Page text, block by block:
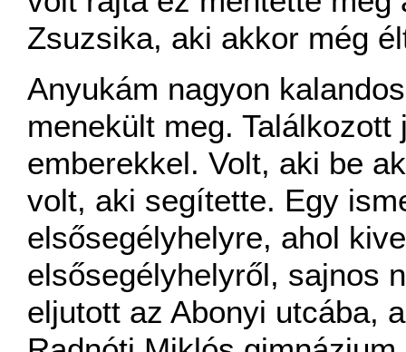
Zsuzsika, aki akkor még
Anyukám nagyon
menekült meg.
emberekkel. Volt, aki be
volt, aki segítette. Egy
elsősegélyhelyre, ahol
elsősegélyhelyről, sajnos
eljutott az Abonyi utcába,